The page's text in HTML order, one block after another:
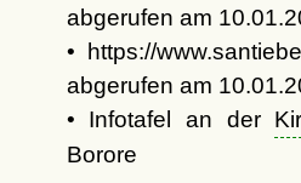
abgerufen am
• https://
abgerufen am
• Infotafel an der
Borore